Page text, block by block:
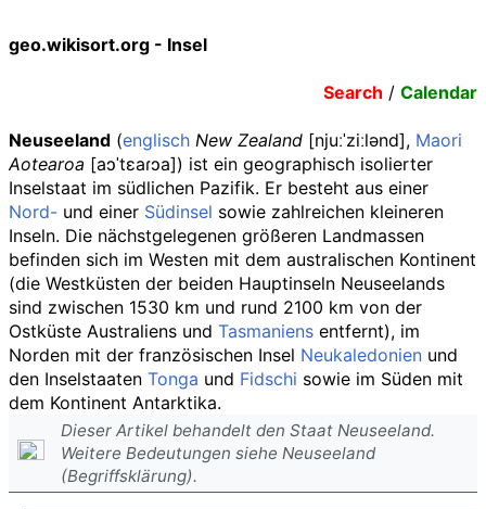
geo.wikisort.org - Insel
Search / Calendar
Neuseeland (englisch New Zealand [njuːˈziːlənd], Maori
Aotearoa [aɔˈtɛaɾɔa]) ist ein geographisch isolierter
Inselstaat im südlichen Pazifik. Er besteht aus einer
Nord- und einer Südinsel sowie zahlreichen kleineren
Inseln. Die nächstgelegenen größeren Landmassen
befinden sich im Westen mit dem australischen Kontinent
(die Westküsten der beiden Hauptinseln Neuseelands
sind zwischen 1530 km und rund 2100 km von der
Ostküste Australiens und Tasmaniens entfernt), im
Norden mit der französischen Insel Neukaledonien und
den Inselstaaten Tonga und Fidschi sowie im Süden mit
dem Kontinent Antarktika.
Dieser Artikel behandelt den Staat Neuseeland.
Weitere Bedeutungen siehe Neuseeland
(Begriffsklärung).